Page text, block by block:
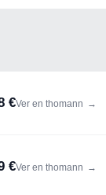
€Ver en thomann →
€Ver en thomann →